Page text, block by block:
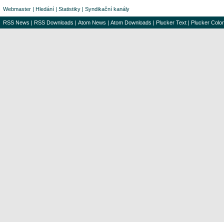
Webmaster | Hledání | Statistiky | Syndikační kanály
RSS News | RSS Downloads | Atom News | Atom Downloads | Plucker Text | Plucker Color